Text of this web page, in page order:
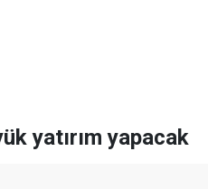
yatırım yapacak